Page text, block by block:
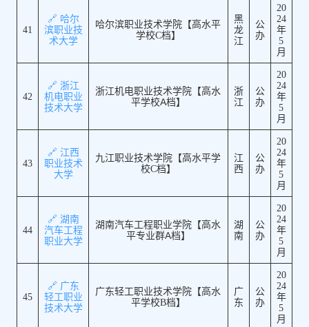
41
🔗 哈尔
滨职业技
术大学
哈尔滨职业技术学院【高水平
学校C档】
黑
龙
江
公
办
20
24
年
5
月
42
🔗 浙江
机电职业
技术大学
浙江机电职业技术学院【高水
平学校A档】
浙
江
公
办
20
24
年
5
月
43
🔗 江西
职业技术
大学
九江职业技术学院【高水平学
校C档】
江
西
公
办
20
24
年
5
月
44
🔗 湖南
汽车工程
职业大学
湖南汽车工程职业学院【高水
平专业群A档】
湖
南
公
办
20
24
年
5
月
45
🔗 广东
轻工职业
技术大学
广东轻工职业技术学院【高水
平学校B档】
广
东
公
办
20
24
年
5
月